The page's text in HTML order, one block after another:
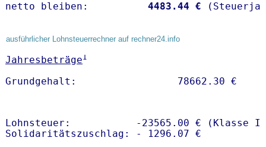
netto bleiben: 4483.44 €
ausführlicher Lohnsteuerrechner auf rechner24.info
Jahresbeträge1
Lohnsteuer:           -23565.00 € (Klasse I)
Solidaritätszuschlag: - 1296.07 €